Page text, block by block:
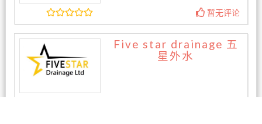
暂无评论
Five star drainage 五
星外水